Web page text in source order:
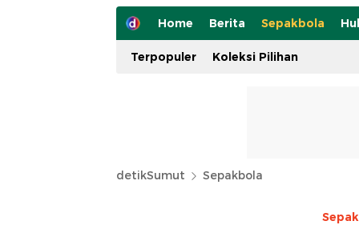
Home Berita Sepakbola
Terpopuler Koleksi Pilihan
detikSumut Sepakbola